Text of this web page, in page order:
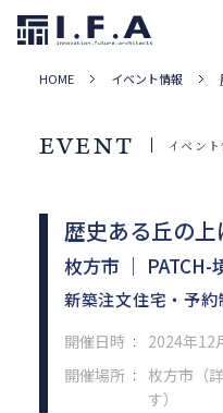
HOME イベント情報
EVENT イベン
歴史ある丘の上
枚方市 ｜ PATCH-
新築注文住宅・予約
開催日時 ：
2024年12
開催場所 ：
枚方市（
す）